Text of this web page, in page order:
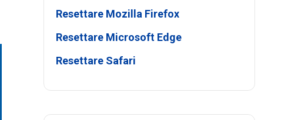
Resettare Mozilla Firefox
Resettare Microsoft Edge
Resettare Safari